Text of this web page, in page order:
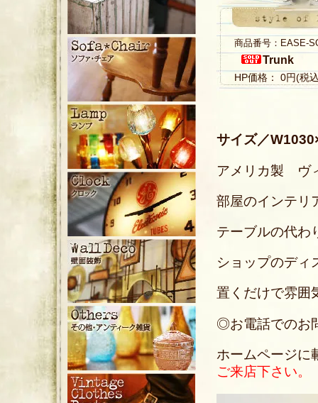
商品番号：EASE-
Trunk
HP価格： 0円(税
サイズ／
アメリカ製 ヴ
部屋のインテリ
テーブルの代わ
ショップのディ
置くだけで雰囲
◎お電話でのお
ホームページに
ご来店下さい。